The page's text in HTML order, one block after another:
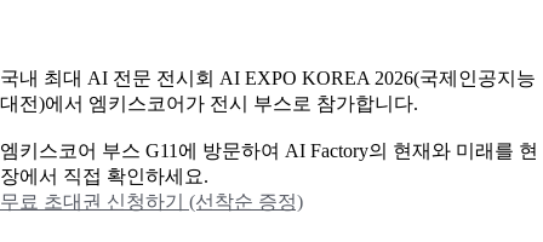
국내 최대 AI 전문 전시회 AI EXPO KOREA 2026(국제인공지능
대전)에서 엠키스코어가 전시 부스로 참가합니다.
엠키스코어 부스 G11에 방문하여 AI Factory의 현재와 미래를 현
장에서 직접 확인하세요.
무료 초대권 신청하기 (선착순 증정)